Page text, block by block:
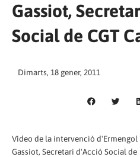
Gassiot,
Social de CGT
Dimarts, 18 gener, 2011
Vídeo de la intervenció d'Ermengol
Gassiot, Secretari d'Acció Social de